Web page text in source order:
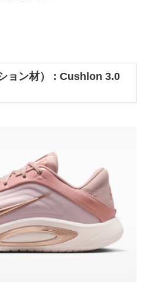
ョン材） : Cushlon 3.0